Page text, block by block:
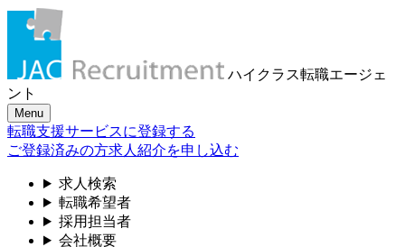
ハイクラス転職エージェ
ント
Menu
転職支援サービスに登録する
ご登録済みの方求人紹介を申し込む
求人検索
転職希望者
採用担当者
会社概要